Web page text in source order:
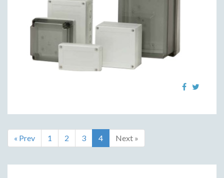
« Prev 1 2 3 4 Next »